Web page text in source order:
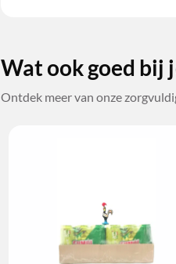
Wat ook goed bij
Ontdek meer van onze